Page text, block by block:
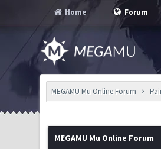
Home Forum
MEGAMU Mu Online Forum
MEGAMU Mu Online Forum